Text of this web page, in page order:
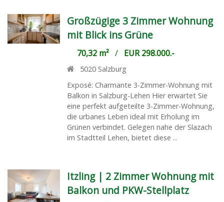
Großzügige 3 Zimmer Wohnung
mit Blick ins Grüne
70,32 m²/ EUR 298.000.-
5020 Salzburg
Exposé: Charmante 3-Zimmer-Wohnung mit
Balkon in Salzburg-Lehen Hier erwartet Sie
eine perfekt aufgeteilte 3-Zimmer-Wohnung,
die urbanes Leben ideal mit Erholung im
Grünen verbindet. Gelegen nahe der Slazach
im Stadtteil Lehen, bietet diese ...
Itzling | 2 Zimmer Wohnung mit
Balkon und PKW-Stellplatz